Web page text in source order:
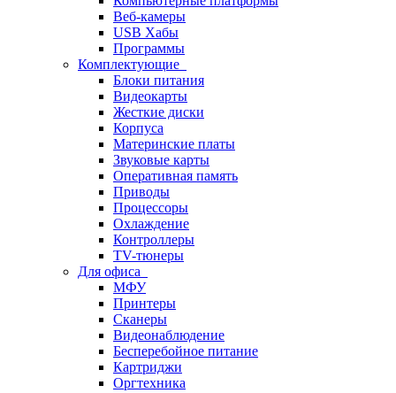
Веб-камеры
USB Хабы
Программы
Комплектующие
Блоки питания
Видеокарты
Жесткие диски
Корпуса
Материнские платы
Звуковые карты
Оперативная память
Приводы
Процессоры
Охлаждение
Контроллеры
TV-тюнеры
Для офиса
МФУ
Принтеры
Сканеры
Видеонаблюдение
Бесперебойное питание
Картриджи
Оргтехника